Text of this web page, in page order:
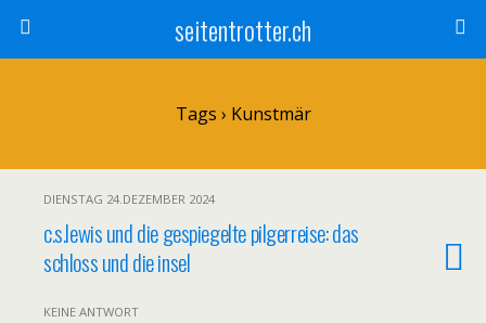
seitentrotter.ch
Tags › Kunstmär
DIENSTAG 24.DEZEMBER 2024
c.s.lewis und die gespiegelte pilgerreise: das
schloss und die insel
KEINE ANTWORT